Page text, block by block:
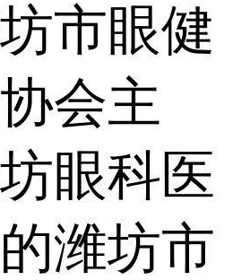
市眼健
会主
眼科医
潍坊市